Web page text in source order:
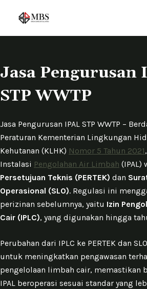
i
o
c
Jasa Pengurusan
STP WWTP
Jasa Pengurusan IPAL STP WWTP –
Peraturan Kementerian Lingkungan
Kehutanan (KLHK) Nomor 5 Tahun 2021
Instalasi Pengolahan Air Limbah
Persetujuan Teknis (PERTEK) dan
Operasional (SLO). Regulasi ini
perizinan sebelumnya, yaitu Izin
Cair (IPLC), yang digunakan hingga
Perubahan dari IPLC ke PERTEK dan
untuk meningkatkan pengawasan
pengelolaan limbah cair, memastikan
IPAL beroperasi sesuai standar yang